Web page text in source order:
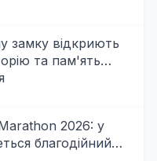
замку відкриють
та пам'ять
2026: у
благодійний